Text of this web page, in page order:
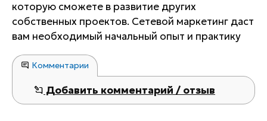
которую сможете в развитие других
собственных проектов. Сетевой маркетинг даст
вам необходимый начальный опыт и практику
Комментарии
Добавить комментарий / отзыв